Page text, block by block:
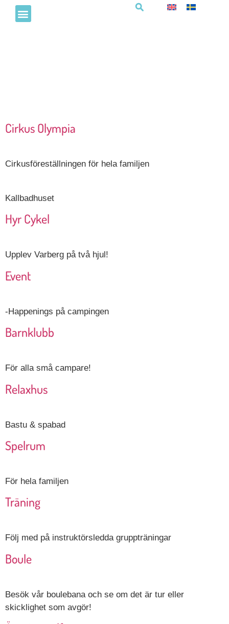
Cirkus Olympia
Cirkusföreställningen för hela familjen
Kallbadhuset
Hyr Cykel
Upplev Varberg på två hjul!
Event
-Happenings på campingen
Barnklubb
För alla små campare!
Relaxhus
Bastu & spabad
Spelrum
För hela familjen
Träning
Följ med på instruktörsledda gruppträningar
Boule
Besök vår boulebana och se om det är tur eller
skicklighet som avgör!